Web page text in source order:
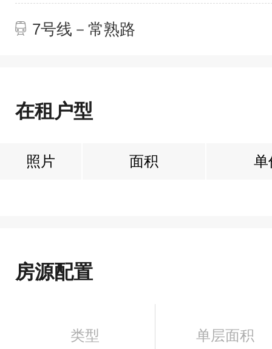
7号线－常熟路
在租户型
照片 面积 单
房源配置
类型
单层面积